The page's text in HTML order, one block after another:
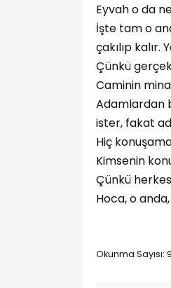
Eyvah o da
İşte tam o
çakılıp kalır.
Çünkü
Caminin
Adamlardan
ister, fakat
Hiç
Kimsenin
Çünkü
Hoca, o
Okunma Sayısı: